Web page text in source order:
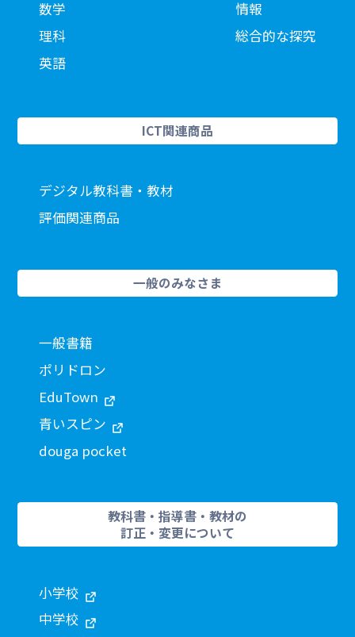
数学
理科
英語
情報
総合的な探究
ICT関連商品
デジタル教科書・教材
評価関連商品
一般のみなさま
一般書籍
ポリドロン
EduTown
青いスピン
douga pocket
教科書・指導書・教材の
訂正・変更について
小学校
中学校